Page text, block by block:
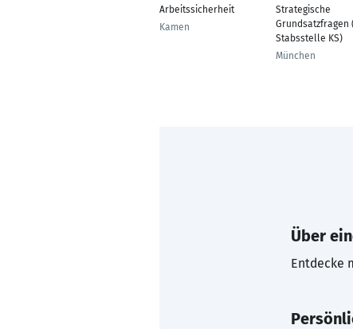
Arbeitssicherheit
Kamen
Strategische
Grundsatzfragen
Stabsstelle KS)
München
Über
Entdecke